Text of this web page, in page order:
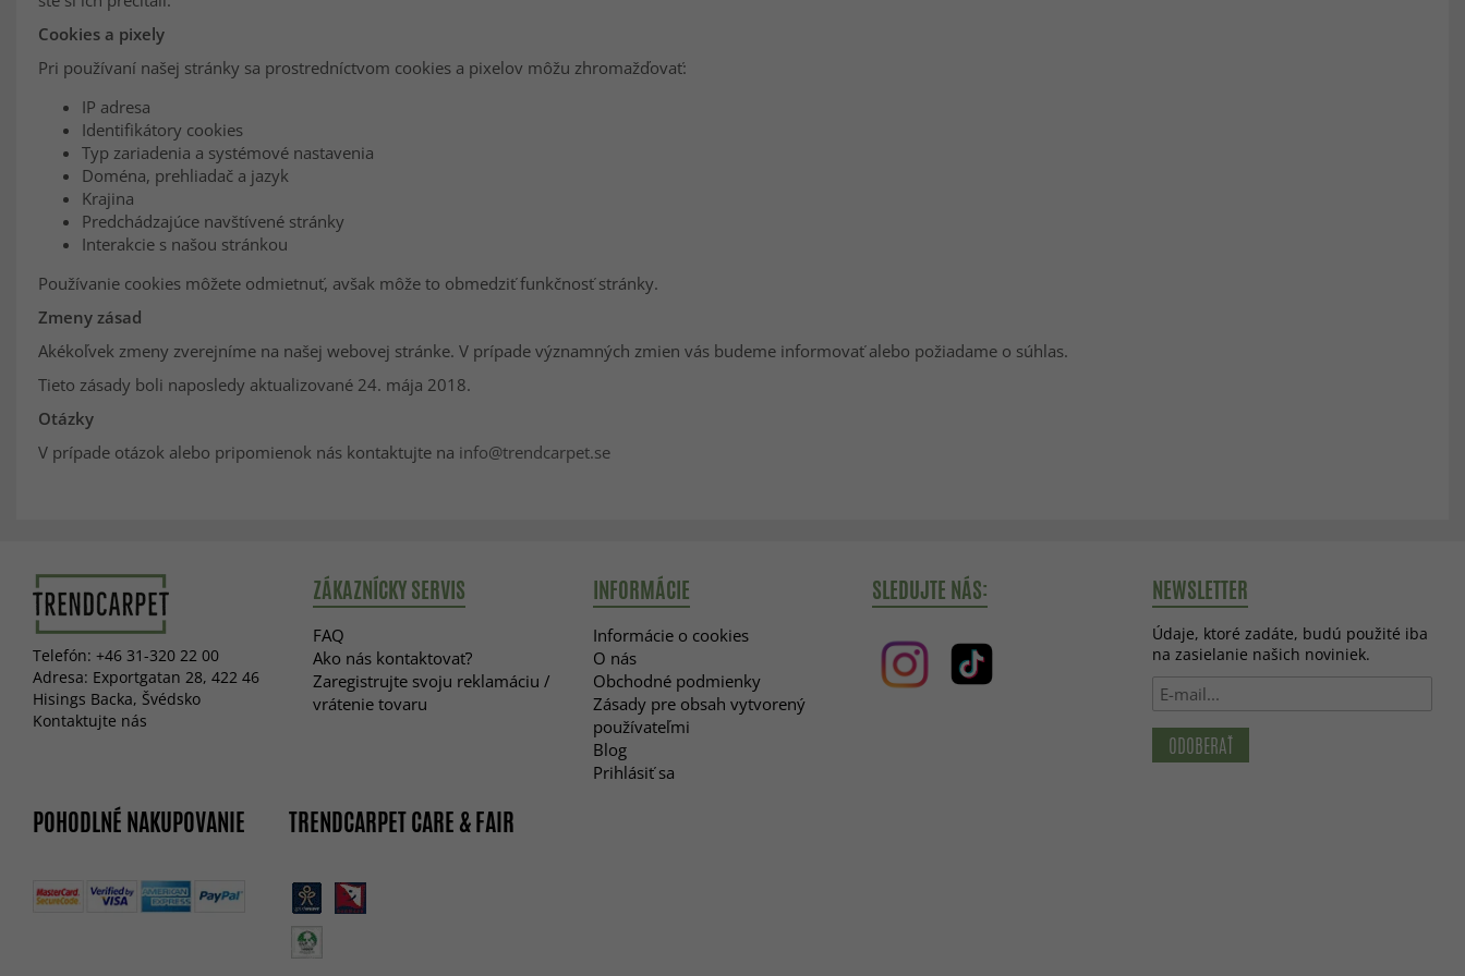
Cookies a pixely
Pri používaní našej stránky sa prostredníctvom cookies a pixelov môžu zhromažďovať:
IP adresa
Identifikátory cookies
Typ zariadenia a systémové nastavenia
Doména, prehliadač a jazyk
Krajina
Predchádzajúce navštívené stránky
Interakcie s našou stránkou
Používanie cookies môžete odmietnuť, avšak môže to obmedziť funkčnosť stránky.
Zmeny zásad
Akékoľvek zmeny zverejníme na našej webovej stránke. V prípade významných zmien vás budeme informovať alebo požiadame o súhlas.
Tieto zásady boli naposledy aktualizované 24. mája 2018.
Otázky
V prípade otázok alebo pripomienok nás kontaktujte na info@trendcarpet.se
Telefón: +46 31-320 22 00
Adresa: Exportgatan 28, 422 46
Hisings Backa, Švédsko
Kontaktujte nás
ZÁKAZNÍCKY SERVIS
FAQ
Ako nás kontaktovať?
Zaregistrujte svoju reklamáciu /
vrátenie tovaru
INFORMÁCIE
Informácie o cookies
O nás
Obchodné podmienky
Zásady pre obsah vytvorený
používateľmi
Blog
Prihlásiť sa
SLEDUJTE NÁS: NEWSLETTER
Údaje, ktoré zadáte, budú použité iba
na zasielanie našich noviniek.
ODOBERAŤ
POHODLNÉ NAKUPOVANIE TRENDCARPET CARE & FAIR